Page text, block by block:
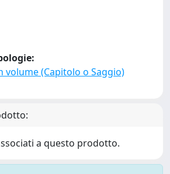
volume (Capitolo o Saggio)
a questo prodotto.